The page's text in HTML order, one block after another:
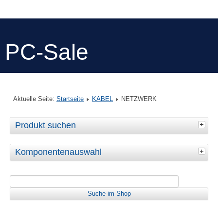
PC-Sale
Aktuelle Seite: Startseite KABEL NETZWERK
Produkt suchen
Komponentenauswahl